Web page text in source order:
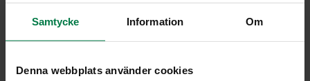
Samtycke Information Om
Denna webbplats använder cookies
g perunaa
Kuori sipulit. Hienonna valkosipuli, mutta jätä